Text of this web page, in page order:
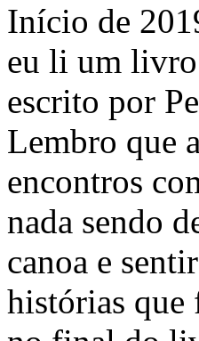
Início de
eu li um livro
escrito por
Lembro que
encontros
nada sendo
canoa e
histórias que